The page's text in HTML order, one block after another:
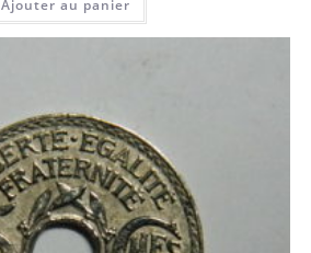
Ajouter au panier